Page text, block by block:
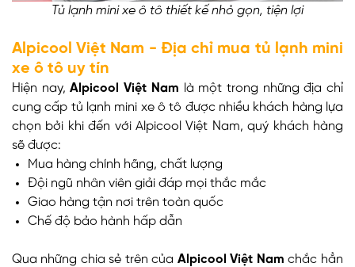
Tủ lạnh mini xe ô tô thiết kế nhỏ gọn, tiện lợi
Alpicool Việt Nam - Địa chỉ mua tủ lạnh mini
xe ô tô uy tín
Hiện nay, Alpicool Việt Nam là một trong những địa chỉ
cung cấp tủ lạnh mini xe ô tô được nhiều khách hàng lựa
chọn bởi khi đến với Alpicool Việt Nam, quý khách hàng
sẽ được:
Mua hàng chính hãng, chất lượng
Đội ngũ nhân viên giải đáp mọi thắc mắc
Giao hàng tận nơi trên toàn quốc
Chế độ bảo hành hấp dẫn
Qua những chia sẻ trên của Alpicool Việt Nam chắc hẳn